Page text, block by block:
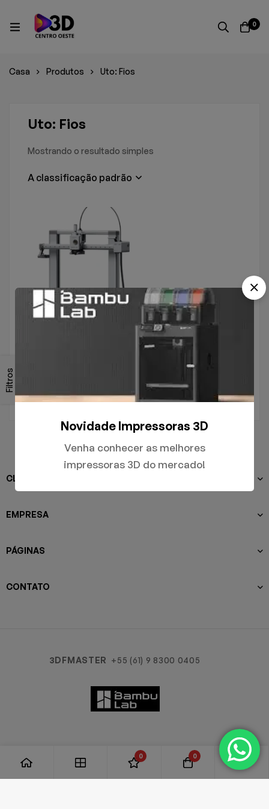
0
Casa Produtos Uto: Fios
Filtros
Uto: Fios
Mostrando o resultado simples
A classificação padrão
CLIENTES
EMPRESA
PÁGINAS
CONTATO
3DFMASTER +55 (61) 9 8300 0405
Novidade Impressoras 3D
Venha conhecer as melhores
impressoras 3D do mercado!
0 0